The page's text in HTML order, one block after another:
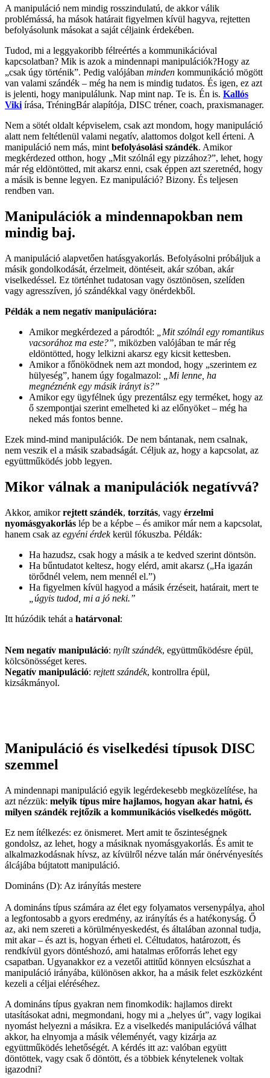
A manipuláció nem mindig rosszindulatú, de akkor válik
problémássá, ha mások határait figyelmen kívül hagyva, rejtetten
befolyásolunk másokat a saját céljaink érdekében.
Tudod, mi a leggyakoribb félreértés a kommunikációval
kapcsolatban? Mik is azok a mindennapi manipulációk?Hogy az
„csak úgy történik”. Pedig valójában minden kommunikáció mögött
van valami szándék – még ha nem is mindig tudatos. És igen, ez azt
is jelenti, hogy manipulálunk. Nap mint nap. Te is. Én is. Kallós
Viki írása, TréningBár alapítója, DISC tréner, coach, praxismanager.
Nem a sötét oldalt képviselem, csak azt mondom, hogy manipuláció
alatt nem feltétlenül valami negatív, alattomos dolgot kell érteni. A
manipuláció nem más, mint befolyásolási szándék. Amikor
megkérdezed otthon, hogy „Mit szólnál egy pizzához?”, lehet, hogy
már rég eldöntötted, mit akarsz enni, csak éppen azt szeretnéd, hogy
a másik is benne legyen. Ez manipuláció? Bizony. És teljesen
rendben van.
Manipulációk a mindennapokban nem
mindig baj.
A manipuláció alapvetően hatásgyakorlás. Befolyásolni próbáljuk a
másik gondolkodását, érzelmeit, döntéseit, akár szóban, akár
viselkedéssel. Ez történhet tudatosan vagy ösztönösen, szelíden
vagy agresszíven, jó szándékkal vagy önérdekből.
Példák a nem negatív manipulációra:
Amikor megkérdezed a párodtól:
„Mit szólnál egy romantikus
vacsorához ma este?”, miközben valójában te már rég
eldöntötted, hogy lelkizni akarsz egy kicsit kettesben.
Amikor a főnöködnek nem azt mondod, hogy „szerintem ez
hülyeség”, hanem úgy fogalmazol:
„Mi lenne, ha
megnéznénk egy másik irányt is?”
Amikor egy ügyfélnek úgy prezentálsz egy terméket, hogy az
ő szempontjai szerint emelheted ki az előnyöket – még ha
neked más fontos benne.
Ezek mind-mind manipulációk. De nem bántanak, nem csalnak,
nem veszik el a másik szabadságát. Céljuk az, hogy a kapcsolat, az
együttműködés jobb legyen.
Mikor válnak a manipulációk negatívvá?
Akkor, amikorrejtett szándék, torzítás, vagy érzelmi
nyomásgyakorlás lép be a képbe – és amikor már nem a kapcsolat,
hanem csak az egyéni érdekkerül fókuszba. Példák:
Ha hazudsz, csak hogy a másik a te kedved szerint döntsön.
Ha bűntudatot keltesz, hogy elérd, amit akarsz („Ha igazán
törődnél velem, nem mennél el.”)
Ha figyelmen kívül hagyod a másik érzéseit, határait, mert te
„úgyis tudod, mi a jó neki.”
Itt húzódik tehát a határvonal:
Nem negatív manipuláció: nyílt szándék, együttműködésre épül,
kölcsönösséget keres.
Negatív manipuláció: rejtett szándék, kontrollra épül,
kizsákmányol.
Manipuláció és viselkedési típusok DISC
szemmel
A mindennapi manipuláció egyik legérdekesebb megközelítése, ha
azt nézzük: melyik típus mire hajlamos, hogyan akar hatni, és
milyen szándék rejtőzik a kommunikációs viselkedés mögött.
Ez nem ítélkezés: ez önismeret. Mert amit te őszinteségnek
gondolsz, az lehet, hogy a másiknak nyomásgyakorlás. És amit te
alkalmazkodásnak hívsz, az kívülről nézve talán már önérvényesítés
álcájába bújtatott manipuláció.
Domináns (D): Az irányítás mestere
A domináns típus számára az élet egy folyamatos versenypálya, ahol
a legfontosabb a gyors eredmény, az irányítás és a hatékonyság. Ő
az, aki nem szereti a körülményeskedést, és általában azonnal tudja,
mit akar – és azt is, hogyan érheti el. Céltudatos, határozott, és
rendkívül gyors döntéshozó, ami hatalmas erőforrás lehet egy
csapatban. Ugyanakkor ez a vezetői attitűd könnyen elcsúszhat a
manipuláció irányába, különösen akkor, ha a másik felet eszközként
kezeli a céljai eléréséhez.
A domináns típus gyakran nem finomkodik: hajlamos direkt
utasításokat adni, megmondani, hogy mi a „helyes út”, vagy logikai
nyomást helyezni a másikra. Ez a viselkedés manipulációvá válhat
akkor, ha elnyomja a másik véleményét, vagy kizárja az
együttműködés lehetőségét. A kérdés itt az: valóban együtt
döntöttek, vagy csak ő döntött, és a többiek kénytelenek voltak
igazodni?